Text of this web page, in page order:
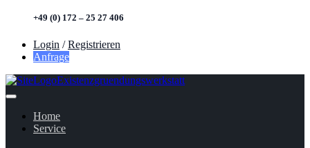
+49 (0) 172 – 25 27 406
Login / Registrieren
Anfrage
Home
Service